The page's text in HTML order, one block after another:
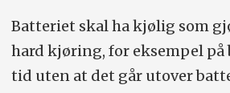
Batteriet skal ha kjølig som
hard kjøring, for eksempel på
tid uten at det går utover